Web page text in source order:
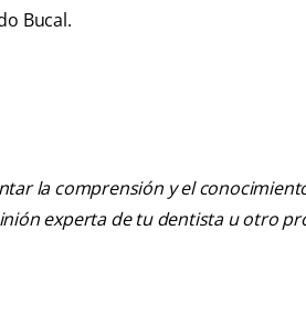
Bucal.
la comprensión y el
experta de tu dentista u otro